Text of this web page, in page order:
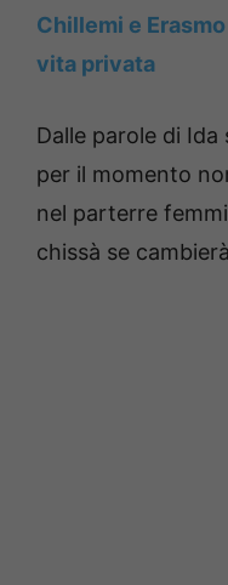
Chillemi e
vita privata
Dalle parole di
per il momento
nel parterre
chissà se